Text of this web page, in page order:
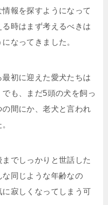
報を探すようになって
時はまず考えるべきは
なってきました。
初に迎えた愛犬たちは
も、まだ5頭の犬を飼っ
間にか、老犬と言われ
でしっかりと世話した
同じような年齢なの
寂しくなってしまう可